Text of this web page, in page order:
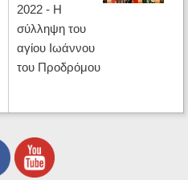
2022 - Η
σύλληψη του
αγίου Ιωάννου
του Προδρόμου